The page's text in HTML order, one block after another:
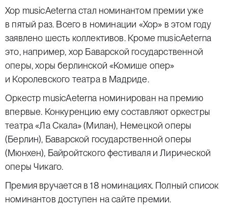
Хор musicAeterna стал номинантом премии уже
в пятый раз. Всего в номинации «Хор» в этом году
заявлено шесть коллективов. Кроме musicAeterna
это, например, хор Баварской государственной
оперы, хоры берлинской «Комише опер»
и Королевского театра в Мадриде.
Оркестр musicAeterna номинирован на премию
впервые. Конкуренцию ему составляют оркестры
театра «Ла Скала» (Милан), Немецкой оперы
(Берлин), Баварской государственной оперы
(Мюнхен), Байройтского фестиваля и Лирической
оперы Чикаго.
Премия вручается в 18 номинациях. Полный список
номинантов доступен на сайте премии.